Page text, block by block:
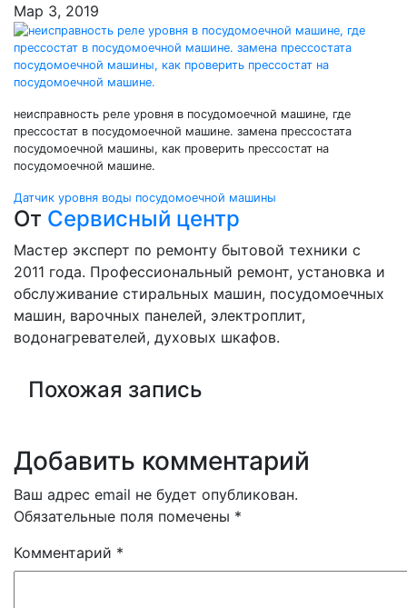
Мар 3, 2019
неисправность реле уровня в посудомоечной машине, где
прессостат в посудомоечной машине. замена прессостата
посудомоечной машины, как проверить прессостат на
посудомоечной машине.
Навигация
по
записям
Датчик уровня воды посудомоечной машины
От Сервисный центр
Мастер эксперт по ремонту бытовой техники с
2011 года. Профессиональный ремонт, установка и
обслуживание стиральных машин, посудомоечных
машин, варочных панелей, электроплит,
водонагревателей, духовых шкафов.
Похожая запись
Добавить комментарий
Ваш адрес email не будет опубликован.
Обязательные поля помечены *
Комментарий *